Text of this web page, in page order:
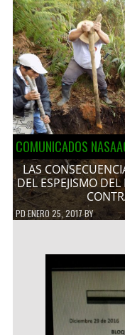
COMUNICADOS
LAS
DEL ESPEJISMO
PDENERO 25, 2017BY